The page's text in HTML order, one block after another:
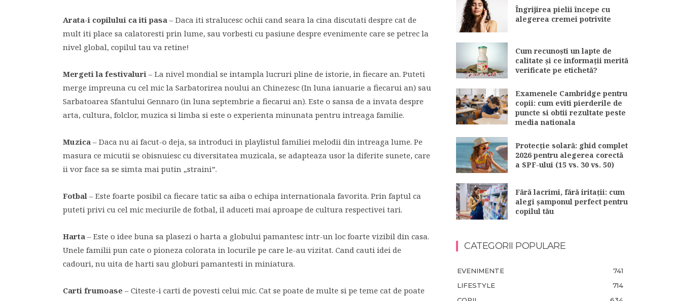
Arata-i copilului ca iti pasa – Daca iti stralucesc ochii cand seara la cina discutati despre cat de
mult iti place sa calatoresti prin lume, sau vorbesti cu pasiune despre evenimente care se petrec la
nivel global, copilul tau va retine!
Mergeti la festivaluri – La nivel mondial se intampla lucruri pline de istorie, in fiecare an. Puteti
merge impreuna cu cel mic la Sarbatorirea noului an Chinezesc (In luna ianuarie a fiecarui an) sau
Sarbatoarea Sfantului Gennaro (in luna septembrie a fiecarui an). Este o sansa de a invata despre
arta, cultura, folclor, muzica si limba si este o experienta minunata pentru intreaga familie.
Muzica – Daca nu ai facut-o deja, sa introduci in playlistul familiei melodii din intreaga lume. Pe
masura ce micutii se obisnuiesc cu diversitatea muzicala, se adapteaza usor la diferite sunete, care
ii vor face sa se simta mai putin „straini”.
Fotbal – Este foarte posibil ca fiecare tatic sa aiba o echipa internationala favorita. Prin faptul ca
puteti privi cu cel mic meciurile de fotbal, il aduceti mai aproape de cultura respectivei tari.
Harta – Este o idee buna sa plasezi o harta a globului pamantesc intr-un loc foarte vizibil din casa.
Unele familii pun cate o pioneza colorata in locurile pe care le-au vizitat. Cand cauti idei de
cadouri, nu uita de harti sau globuri pamantesti in miniatura.
Carti frumoase – Citeste-i carti de povesti celui mic. Cat se poate de multe si pe teme cat de poate
Îngrijirea pielii începe cu
alegerea cremei potrivite
Cum recunoști un lapte de
calitate și ce informații merită
verificate pe etichetă?
Examenele Cambridge pentru
copii: cum eviti pierderile de
puncte si obtii rezultate peste
media nationala
Protecție solară: ghid complet
2026 pentru alegerea corectă
a SPF-ului (15 vs. 30 vs. 50)
Fără lacrimi, fără iritații: cum
alegi șamponul perfect pentru
copilul tău
CATEGORII POPULARE
EVENIMENTE
741
LIFESTYLE
714